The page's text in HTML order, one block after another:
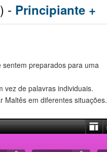
- Principiante +
sentem preparados para uma
vez de palavras individuais.
Maltês em diferentes situações.